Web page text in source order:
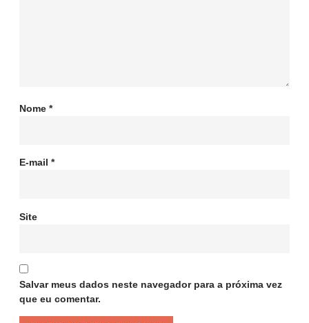
Nome *
E-mail *
Site
Salvar meus dados neste navegador para a próxima vez
que eu comentar.